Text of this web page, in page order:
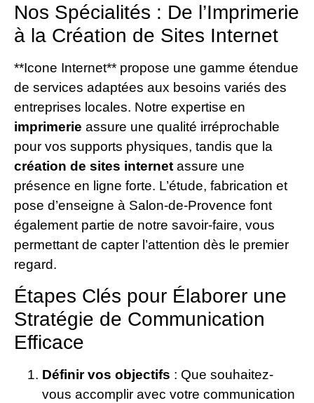
Nos Spécialités : De l’Imprimerie
à la Création de Sites Internet
**Icone Internet** propose une gamme étendue
de services adaptées aux besoins variés des
entreprises locales. Notre expertise en
imprimerie assure une qualité irréprochable
pour vos supports physiques, tandis que la
création de sites internet assure une
présence en ligne forte. L’étude, fabrication et
pose d’enseigne à Salon-de-Provence font
également partie de notre savoir-faire, vous
permettant de capter l’attention dès le premier
regard.
Étapes Clés pour Élaborer une
Stratégie de Communication
Efficace
Définir vos objectifs : Que souhaitez-
vous accomplir avec votre communication